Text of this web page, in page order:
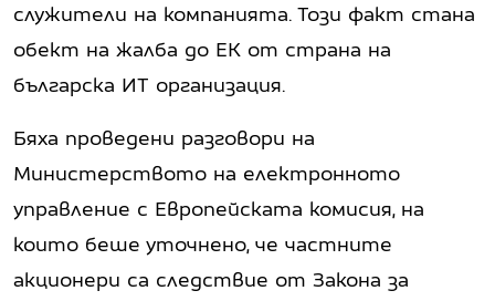
служители на компанията. Този факт стана
обект на жалба до ЕК от страна на
българска ИТ организация.
Бяха проведени разговори на
Министерството на електронното
управление с Европейската комисия, на
които беше уточнено, че частните
акционери са следствие от Закона за